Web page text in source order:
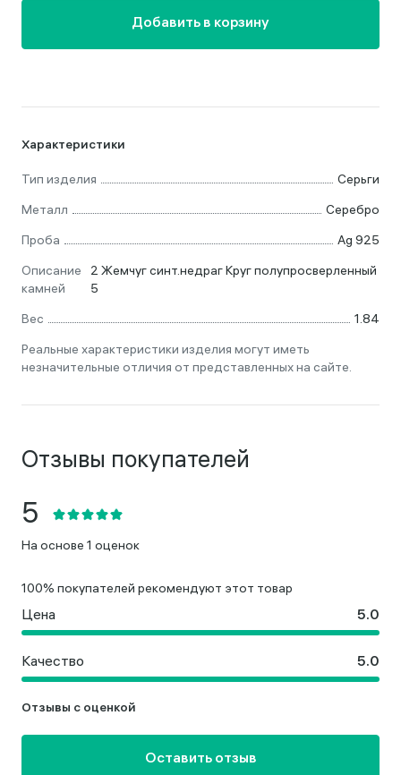
Характеристики
Тип изделия
Серьги
Металл
Серебро
Проба
Ag 925
Описание
камней
2 Жемчуг синт.недраг Круг полупросверленный
5
Вес
1.84
Реальные характеристики изделия могут иметь
незначительные отличия от представленных на сайте.
Добавить в корзину
Отзывы покупателей
На основе 1 оценок
100% покупателей рекомендуют этот товар
Цена
Качество
Отзывы с оценкой
Оставить отзыв